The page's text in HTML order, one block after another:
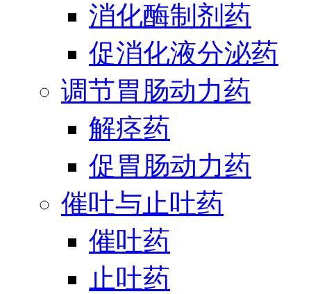
消化酶制剂药
促消化液分泌药
调节胃肠动力药
解痉药
促胃肠动力药
催吐与止吐药
催吐药
止吐药